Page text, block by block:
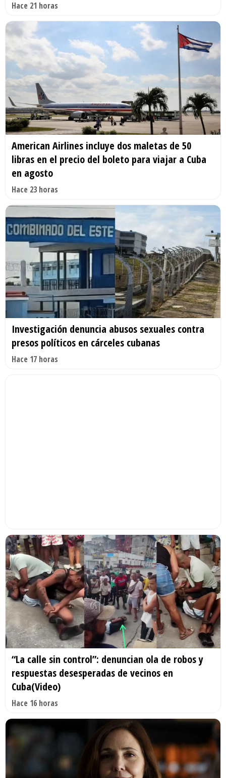
Hace 21 horas
American Airlines incluye dos maletas de 50
libras en el precio del boleto para viajar a Cuba
en agosto
Hace 23 horas
Investigación denuncia abusos sexuales contra
presos políticos en cárceles cubanas
Hace 17 horas
“La calle sin control”: denuncian ola de robos y
respuestas desesperadas de vecinos en
Cuba(Video)
Hace 16 horas